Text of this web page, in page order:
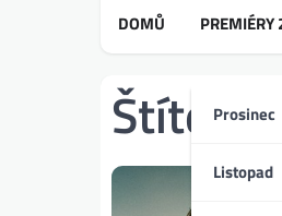
DOMŮ PREMIÉRY
Prosinec
Listopad
Štítek: